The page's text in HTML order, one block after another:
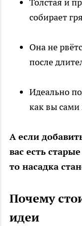
Толстая и
собирает
Она не
после
Идеально
как вы сами
А если
вас есть
то насадка
Почему
идеи